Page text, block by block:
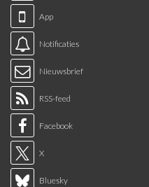
App
Notificaties
Nieuwsbrief
RSS-feed
Facebook
X
Bluesky